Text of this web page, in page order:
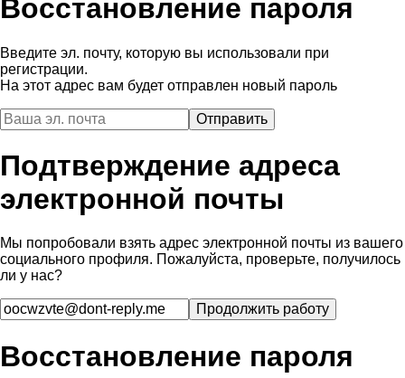
Восстановление пароля
Введите эл. почту, которую вы использовали при
регистрации.
На этот адрес вам будет отправлен новый пароль
Подтверждение адреса
электронной почты
Мы попробовали взять адрес электронной почты из вашего
социального профиля. Пожалуйста, проверьте, получилось
ли у нас?
Восстановление пароля